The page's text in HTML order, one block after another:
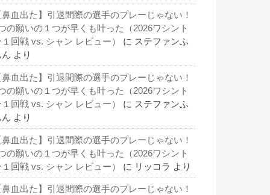
鼻血出た】引退間際の選手のプレーじゃない！
の願いの１つが早くも叶った（2026ワシント
１回戦 vs. シャン レビュー）
に ステファンふ
ん より
鼻血出た】引退間際の選手のプレーじゃない！
の願いの１つが早くも叶った（2026ワシント
１回戦 vs. シャン レビュー）
に ステファンふ
ん より
鼻血出た】引退間際の選手のプレーじゃない！
の願いの１つが早くも叶った（2026ワシント
１回戦 vs. シャン レビュー）
に リッコラ より
鼻血出た】引退間際の選手のプレーじゃない！